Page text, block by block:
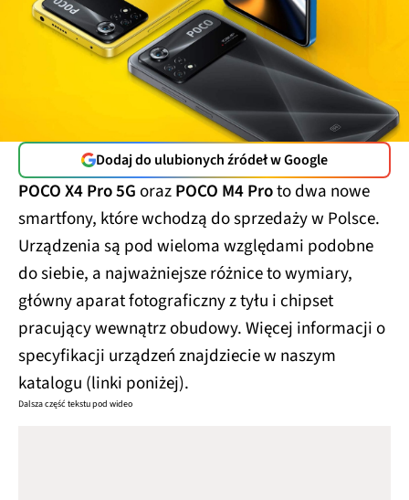
Dodaj do ulubionych źródeł w Google
POCO X4 Pro 5GorazPOCO M4 Proto dwa nowe
smartfony, które wchodzą do sprzedaży w Polsce.
Urządzenia są pod wieloma względami podobne
do siebie, a najważniejsze różnice to wymiary,
główny aparat fotograficzny z tyłu i chipset
pracujący wewnątrz obudowy. Więcej informacji o
specyfikacji urządzeń znajdziecie w naszym
katalogu (linki poniżej).
Dalsza część tekstu pod wideo